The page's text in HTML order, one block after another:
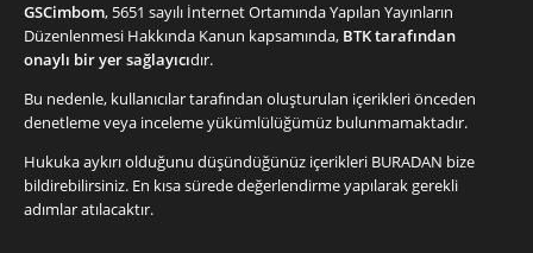
GSCimbom, 5651 sayılı İnternet Ortamında Yapılan Yayınların
Düzenlenmesi Hakkında Kanun kapsamında, BTK tarafından
onaylı bir yer sağlayıcıdır.
Bu nedenle, kullanıcılar tarafından oluşturulan içerikleri önceden
denetleme veya inceleme yükümlülüğümüz bulunmamaktadır.
Hukuka aykırı olduğunu düşündüğünüz içerikleri BURADAN bize
bildirebilirsiniz. En kısa sürede değerlendirme yapılarak gerekli
adımlar atılacaktır.